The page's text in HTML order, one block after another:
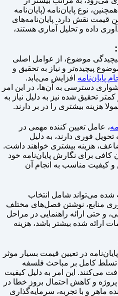
نوع پایان‌نامه (پایان‌نامه
قیمت نقش دارد. پایان‌نامه‌های
داده و تحلیل آماری هستند،
موضوع، از عوامل اصلی
پیچیده‌تر و نیاز به تحقیق و
پایان‌نامه افزایش می‌یابد.
دسترسی به آن‌ها، در این امر
تحقیق شده نیز به دلیل نیاز به
هزینه بیشتری را در بر دارند.
، عامل تعیین کننده مهمی در
فوری دارند، به دلیل
هزینه بیشتری خواهند داشت.
برای نگارش پایان‌نامه خود
و کیفیت مناسب به انجام آن
شده می‌تواند شامل انتخاب
منابع، نوشتن فصل‌های مختلف
و حتی ارائه راهنمایی در مراحل
ارائه شده بیشتر باشد، هزینه
در تعیین قیمت بسیار موثر
تسلط کامل بر مباحث فلسفه
می‌کنند. این امر به دلیل کیفیت
پروژه و کاهش احتمال بروز خطا در
ماهر و با تجربه، سرمایه‌گذاری